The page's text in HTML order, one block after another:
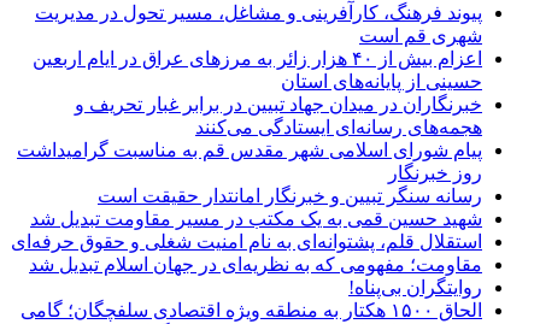
پیوند فرهنگ، کارآفرینی و مشاغل، مسیر تحول در مدیریت
شهری قم است
اعزام بیش از ۴۰ هزار زائر به مرزهای عراق در ایام اربعین
حسینی از پایانه‌های استان
خبرنگاران در میدان جهاد تبیین در برابر غبار تحریف و
هجمه‌های رسانه‌ای ایستادگی می‌کنند
پیام شورای اسلامی شهر مقدس قم به مناسبت گرامیداشت
روز خبرنگار
رسانه سنگر تبیین و خبرنگار امانتدار حقیقت است
شهید حسین قمی به یک مکتب در مسیر مقاومت تبدیل شد
استقلال قلم، پشتوانه‌ای به نام امنیت شغلی و حقوق حرفه‌ای
مقاومت؛ مفهومی که به نظریه‌ای در جهان اسلام تبدیل شد
روایتگران بی‌پناه!
الحاق ۱۵۰۰ هکتار به منطقه ویژه اقتصادی سلفچگان؛ گامی